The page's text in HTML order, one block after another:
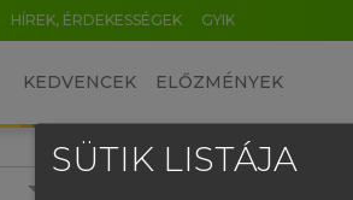
HÍREK, ÉRDEKESSÉGEK GYIK
KEDVENCEK ELŐZMÉNYEK
SÜTIK LISTÁJA